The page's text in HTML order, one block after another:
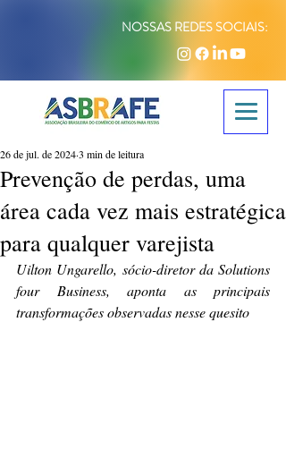
NOSSAS REDES SOCIAIS:
Prevenção de perdas, uma
área cada vez mais estratégica
para qualquer varejista
26 de jul. de 20243 min de leitura
Uilton Ungarello, sócio-diretor da Solutions
four Business, aponta as principais
transformações observadas nesse quesito